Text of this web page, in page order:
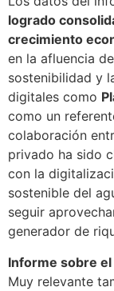
logrado
crecimiento
en la afluencia
sostenibilidad y
digitales como
como un
colaboración
privado ha sido
con la
sostenible del
seguir
generador de
Informe sobre
Muy relevante